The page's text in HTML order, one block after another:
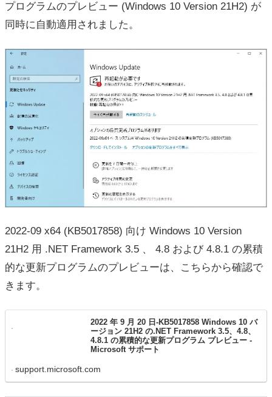
プログラムのプレビュー (Windows 10 Version 21H2) が
同時に自動適用されました。
2022-09 x64 (KB5017858) 向け Windows 10 Version
21H2 用 .NET Framework 3.5 、 4.8 および 4.8.1 の累積
的な更新プログラムのプレビューは、こちらから確認で
きます。
2022 年 9 月 20 日-KB5017858 Windows 10 バ
ージョン 21H2 の.NET Framework 3.5、4.8、
4.8.1 の累積的な更新プログラム プレビュー -
Microsoft サポート
support.microsoft.com